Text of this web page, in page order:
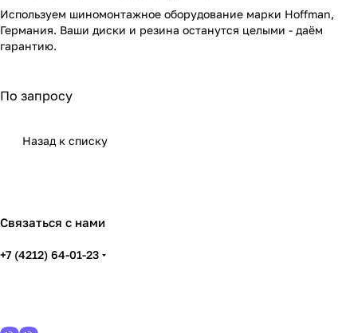
Используем шиномонтажное оборудование марки Hoffman,
Германия. Ваши диски и резина останутся целыми - даём
гарантию.
По запросу
Назад к списку
Связаться с нами
+7 (4212) 64-01-23